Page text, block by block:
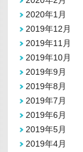
2020年1月
2019年12月
2019年11月
2019年10月
2019年9月
2019年8月
2019年7月
2019年6月
2019年5月
2019年4月